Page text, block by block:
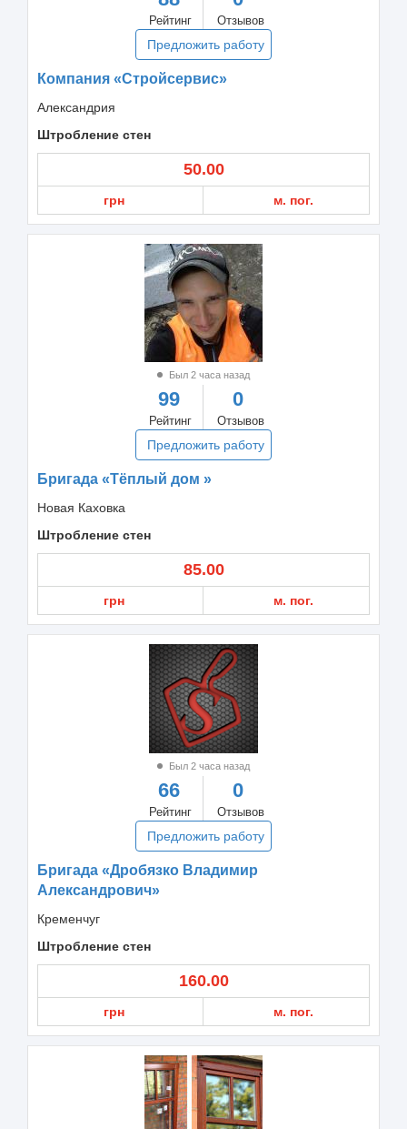
Рейтинг Отзывов
Предложить работу
Компания «Стройсервис»
Александрия
Штробление стен
50.00
грн м. пог.
Был 2 часа назад
99
Рейтинг
0
Отзывов
Предложить работу
Бригада «Тёплый дом »
Новая Каховка
Штробление стен
85.00
грн м. пог.
Был 2 часа назад
66
Рейтинг
0
Отзывов
Предложить работу
Бригада «Дробязко Владимир
Александрович»
Кременчуг
Штробление стен
160.00
грн м. пог.